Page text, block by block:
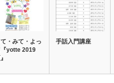
て・みて・よっ
yotte 2019
手話入門講座